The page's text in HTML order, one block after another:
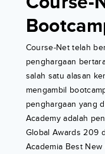
Course-Net telah
penghargaan
salah satu alasan
mengambil
penghargaan yang
Academy adalah
Global Awards 209
Academia Best New